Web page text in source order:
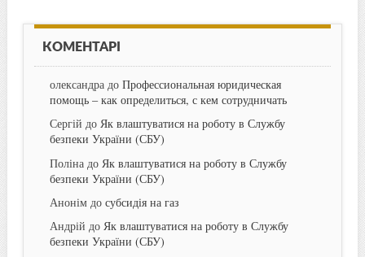
КОМЕНТАРІ
олександрадо Профессиональная юридическая
помощь – как определиться, с кем сотрудничать
Сергій до Як влаштуватися на роботу в Службу
безпеки України (СБУ)
Полінадо Як влаштуватися на роботу в Службу
безпеки України (СБУ)
Анонімдо субсидія на газ
Андрій до Як влаштуватися на роботу в Службу
безпеки України (СБУ)